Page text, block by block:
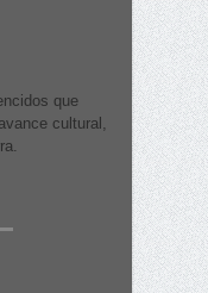
que
cultural,